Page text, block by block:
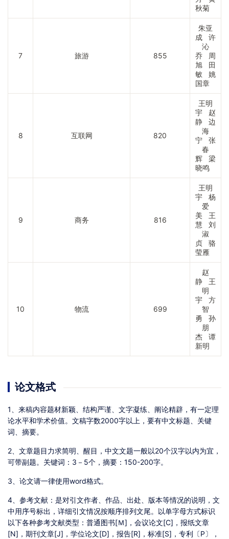
秋菊
7 旅游 855
朱亚
成 许
沁
乔 周
旭 田
敏 姚
国章
8 互联网 820
王明
宇 赵
静 边
海
宁 张
春
辉 梁
晓鸣
9 商务 816
王明
宇 杨
爱
美 王
慧 刘
淑
贞 骆
莹雁
10 物流 699
赵
静 王
明
宇 方
智
勇 孙
朋
杰 谭
新明
论文格式
1、来稿内容题材新颖、结构严谨、文字凝练、阐论精辟，有一定理
论水平和学术价值。文稿字数2000字以上，要有中文标题、关键
词、摘要。
2、文章题目力求简明、醒目，中文文题一般以20个汉字以内为宜，
可带副题。关键词：3－5个，摘要：150-200字。
3、论文请一律使用word格式。
4、参考文献：是对引文作者、作品、出处、版本等情况的说明，文
中用序号标出，详细引文情况按顺序排列文尾。以单字母方式标识
以下各种参考文献类型：普通图书[Ｍ]，会议论文[C]，报纸文章
[N]，期刊文章[J]，学位论文[D]，报告[R]，标准[S]，专利〔P〕，